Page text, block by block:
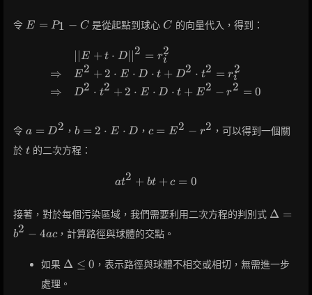
令 E =
E = P1 − C 是從起點到球心 C
C 的向量代入，得到：
\begin{aligned} &||E + t
⇒
⇒
E + t ⋅ D 2 = ri
2
E2 + 2 ⋅ E ⋅ D ⋅ t + D2 ⋅ t2 = ri
2
D2 ⋅ t2 + 2 ⋅ E ⋅ D ⋅ t + E2 − r2 = 0
令 a =
D^2
a = D2 ， b = 2
\cdot
E
b = 2 ⋅ E ⋅ D ， c =
c = E2 − r2 ，可以得到一個關
於 t
t 的二次方程：
a t^2 + b t + c = 0
at2 + bt + c = 0
接著，對於每個污染區域，我們需要利用二次方程的判別式 \Delta
Δ =
b2 − 4ac，計算路徑與球體的交點。
如果 \Delta
Δ ≤ 0 ，表示路徑與球體不相交或相切，無需進一步
處理。